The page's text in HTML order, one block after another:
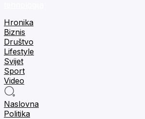
Hronika
Biznis
Društvo
Lifestyle
Svijet
Sport
Video
Naslovna
Politika